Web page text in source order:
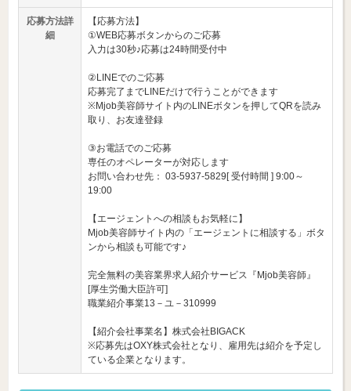
応募方法詳
細
【応募方法】
①WEB応募ボタンからのご応募
入力は30秒♪応募は24時間受付中
②LINEでのご応募
応募完了までLINEだけで行うことができます
※Mjob美容師サイト内のLINEボタンを押してQRを読み
取り、お友達登録
③お電話でのご応募
専任のオペレーターが対応します
お問い合わせ先： 03-5937-5829[ 受付時間 ] 9:00～
19:00
【エージェントへの相談もお気軽に】
Mjob美容師サイト内の「エージェントに相談する」ボタ
ンから相談も可能です♪
完全無料の美容業界求人紹介サービス『Mjob美容師』
[厚生労働大臣許可]
職業紹介事業13－ユ－310999
【紹介会社事業名】株式会社BIGACK
※応募先はOXY株式会社となり、雇用先は紹介を予定し
ている企業となります。